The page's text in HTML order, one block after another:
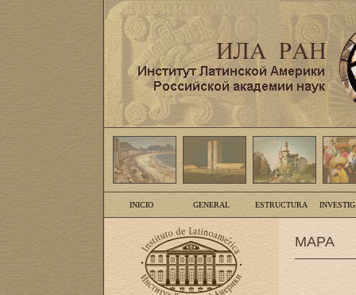
INICIO GENERAL ESTRUCTURA
MAPA